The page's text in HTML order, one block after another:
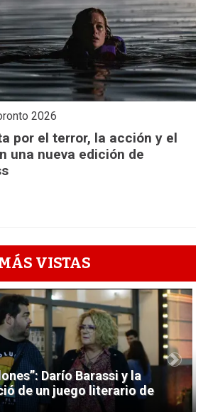
2026
por el terror, la acción y el
una nueva edición de
VISTAS
1
Darío Barassi y la
de un juego literario de
Next